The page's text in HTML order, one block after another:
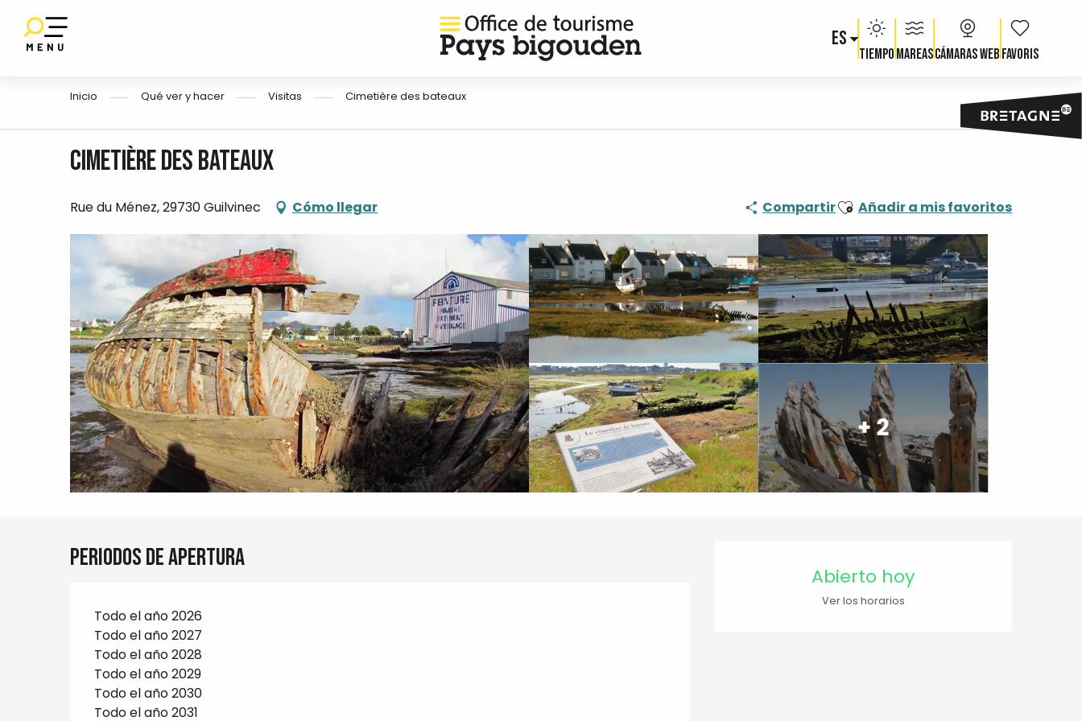
contenu
ES
TiempoMareasCámaras web Voir les
Inicio Qué ver y hacer Visitas Cimetière des bateaux
Cimetière des bateaux
Rue du Ménez, 29730 Guilvinec Cómo llegar CompartirAjouter aux favoris
Añadir a mis favoritos
+ 2
Horarios y datos de contacto
Abierto hoy
Ver los horarios
Periodos de apertura
Todo el año 2026
Todo el año 2027
Todo el año 2028
Todo el año 2029
Todo el año 2030
Todo el año 2031